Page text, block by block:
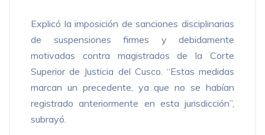
Explicó la imposición de sanciones disciplinarias
de suspensiones firmes y debidamente
motivadas contra magistrados de la Corte
Superior de Justicia del Cusco. “Estas medidas
marcan un precedente, ya que no se habían
registrado anteriormente en esta jurisdicción”,
subrayó.